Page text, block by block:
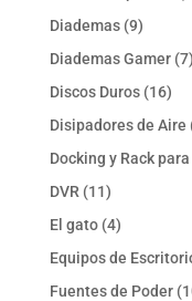
Diademas 99
Diademas Gamer 77
Discos Duros 1616
Disipadores de Aire
Docking y Rack
DVR 1111
productos
El gato 44
productos
Equipos de
Fuentes de Poder